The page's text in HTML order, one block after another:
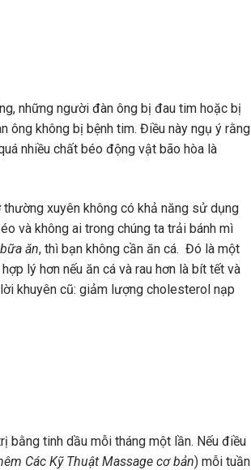
những người đàn ông bị đau tim hoặc bị
ông không bị bệnh tim. Điều này ngụ ý rằng
nhiều chất béo động vật bão hòa là
xuyên không có khả năng sử dụng
và không ai trong chúng ta trải bánh mì
ăn, thì bạn không cần ăn cá. Đó là một
lý hơn nếu ăn cá và rau hơn là bít tết và
khuyên cũ: giảm lượng cholesterol nạp
bằng tinh dầu mỗi tháng một lần. Nếu điều
Các Kỹ Thuật Massage cơ bản) mỗi tuần